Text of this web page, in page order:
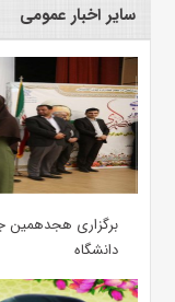
سایر اخبار عمومی
برگزاری هجدهمین
دانشگاه